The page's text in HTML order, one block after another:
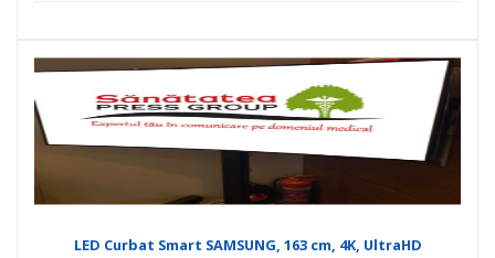
LED Curbat Smart SAMSUNG, 163 cm, 4K, UltraHD